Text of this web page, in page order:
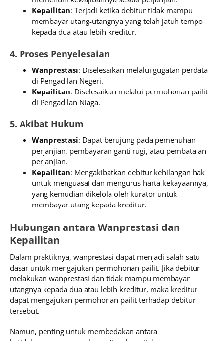
Kepailitan: Terjadi ketika debitur tidak mampu
membayar utang-utangnya yang telah jatuh tempo
kepada dua atau lebih kreditur.
4. Proses Penyelesaian
Wanprestasi: Diselesaikan melalui gugatan perdata
di Pengadilan Negeri.
Kepailitan: Diselesaikan melalui permohonan pailit
di Pengadilan Niaga.
5. Akibat Hukum
Wanprestasi: Dapat berujung pada pemenuhan
perjanjian, pembayaran ganti rugi, atau pembatalan
perjanjian.
Kepailitan: Mengakibatkan debitur kehilangan hak
untuk menguasai dan mengurus harta kekayaannya,
yang kemudian dikelola oleh kurator untuk
membayar utang kepada kreditur.
Hubungan antara Wanprestasi dan
Kepailitan
Dalam praktiknya, wanprestasi dapat menjadi salah satu
dasar untuk mengajukan permohonan pailit. Jika debitur
melakukan wanprestasi dan tidak mampu membayar
utangnya kepada dua atau lebih kreditur, maka kreditur
dapat mengajukan permohonan pailit terhadap debitur
tersebut.
Namun, penting untuk membedakan antara